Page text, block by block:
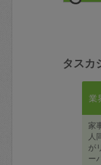
タスカ
業
家
人
が
ー